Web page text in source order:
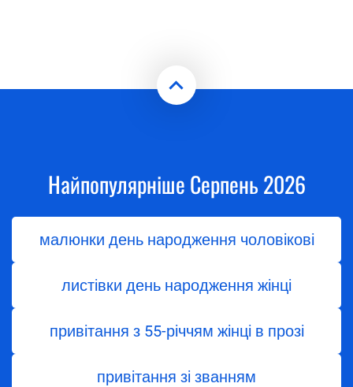
Найпопулярніше Серпень 2026
малюнки день народження чоловікові
листівки день народження жінці
привітання з 55-річчям жінці в прозі
привітання зі званням